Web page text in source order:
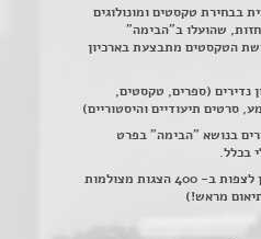
בבחירת טקסטים ומונולוגים
למעלה מ – 3500 מחזות, שהועלו ב"הבימה"
הטקסטים מתבצעת בארכיון
נדירים (ספרים, טקסטים,
סרטים תיעודיים והיסטוריים)
בנושא "הבימה" בפרט
בכלל.
חדר הצפייה מרווח ובו ניתן לצפות ב- 400 הצגות מצולמות
מראש!)